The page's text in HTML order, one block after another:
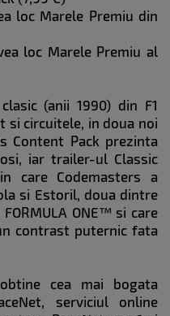
loc Marele Premiu din
loc Marele Premiu al
(anii 1990) din F1
si circuitele, in doua noi
Content Pack prezinta
iar trailer-ul Classic
care Codemasters a
si Estoril, doua dintre
ONE™ si care
contrast puternic fata
cea mai bogata
serviciul online